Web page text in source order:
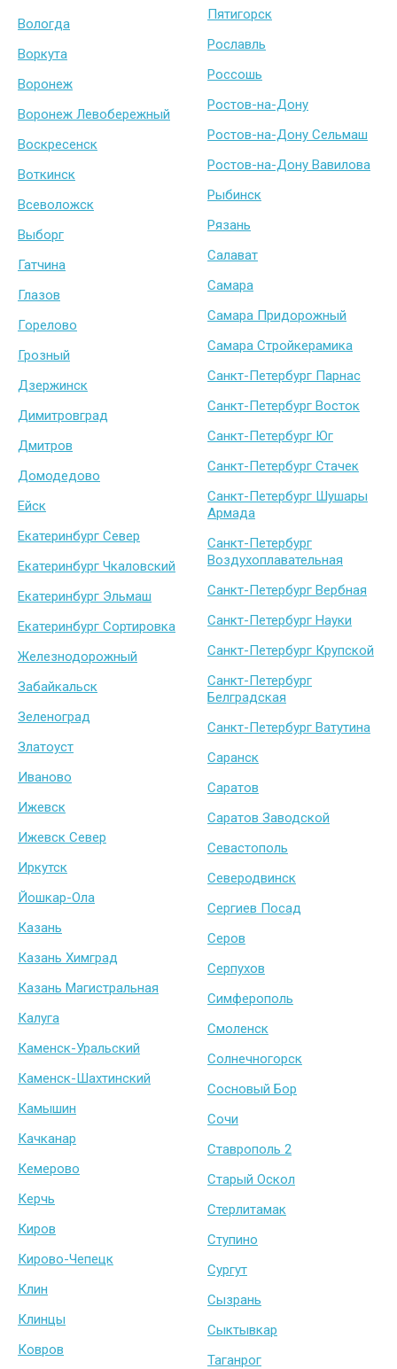
Вологда
Воркута
Воронеж
Воронеж Левобережный
Воскресенск
Воткинск
Всеволожск
Выборг
Гатчина
Глазов
Горелово
Грозный
Дзержинск
Димитровград
Дмитров
Домодедово
Ейск
Екатеринбург Север
Екатеринбург Чкаловский
Екатеринбург Эльмаш
Екатеринбург Сортировка
Железнодорожный
Забайкальск
Зеленоград
Златоуст
Иваново
Ижевск
Ижевск Север
Иркутск
Йошкар-Ола
Казань
Казань Химград
Казань Магистральная
Калуга
Каменск-Уральский
Каменск-Шахтинский
Камышин
Качканар
Кемерово
Керчь
Киров
Кирово-Чепецк
Клин
Клинцы
Ковров
Пятигорск
Рославль
Россошь
Ростов-на-Дону
Ростов-на-Дону Сельмаш
Ростов-на-Дону Вавилова
Рыбинск
Рязань
Салават
Самара
Самара Придорожный
Самара Стройкерамика
Санкт-Петербург Парнас
Санкт-Петербург Восток
Санкт-Петербург Юг
Санкт-Петербург Стачек
Санкт-Петербург Шушары
Армада
Санкт-Петербург
Воздухоплавательная
Санкт-Петербург Вербная
Санкт-Петербург Науки
Санкт-Петербург Крупской
Санкт-Петербург
Белградская
Санкт-Петербург Ватутина
Саранск
Саратов
Саратов Заводской
Севастополь
Северодвинск
Сергиев Посад
Серов
Серпухов
Симферополь
Смоленск
Солнечногорск
Сосновый Бор
Сочи
Ставрополь 2
Старый Оскол
Стерлитамак
Ступино
Сургут
Сызрань
Сыктывкар
Таганрог